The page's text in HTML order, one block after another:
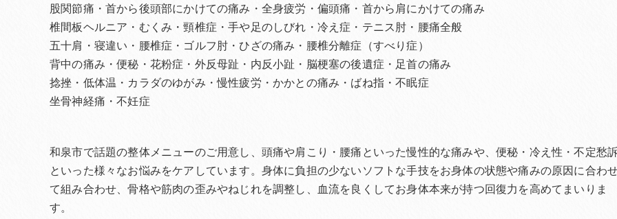
股関節痛・首から後頭部にかけての痛み・全身疲労・偏頭痛・首から肩にかけての痛み
椎間板ヘルニア・むくみ・頸椎症・手や足のしびれ・冷え症・テニス肘・腰痛全般
五十肩・寝違い・腰椎症・ゴルフ肘・ひざの痛み・腰椎分離症（すべり症）
背中の痛み・便秘・花粉症・外反母趾・内反小趾・脳梗塞の後遺症・足首の痛み
捻挫・低体温・カラダのゆがみ・慢性疲労・かかとの痛み・ばね指・不眠症
坐骨神経痛・不妊症
和泉市で話題の整体メニューのご用意し、頭痛や肩こり・腰痛といった慢性的な痛みや、便秘・冷え性・不定愁
といった様々なお悩みをケアしています。身体に負担の少ないソフトな手技をお身体の状態や痛みの原因に合わ
て組み合わせ、骨格や筋肉の歪みやねじれを調整し、血流を良くしてお身体本来が持つ回復力を高めてまいりま
す。